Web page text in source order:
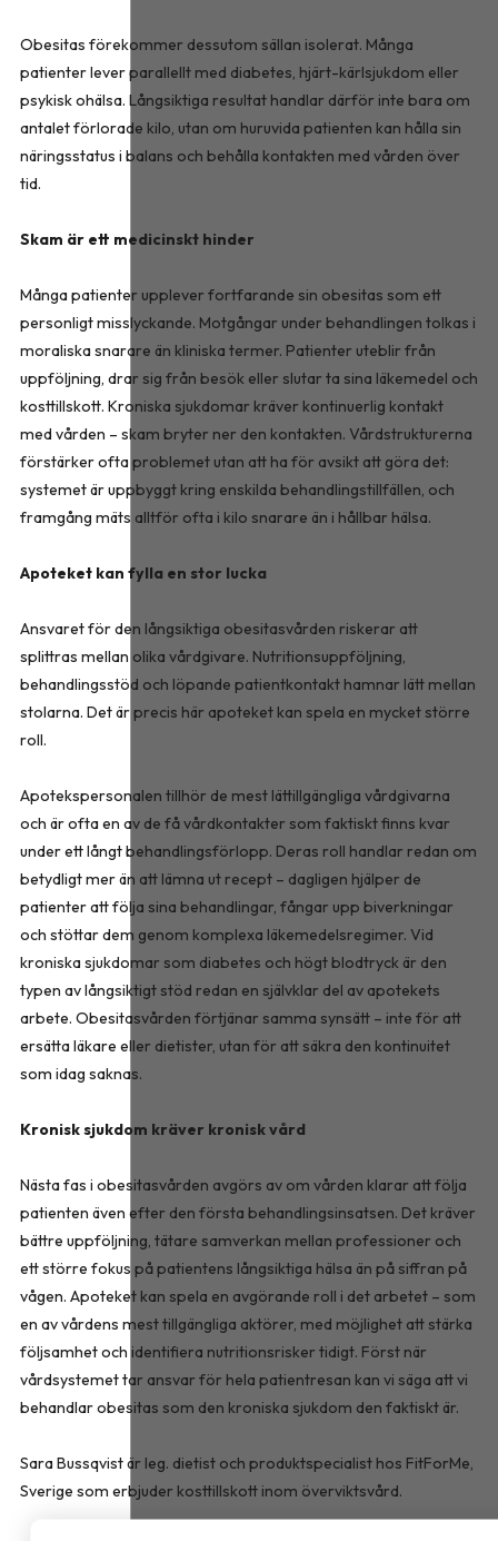
Obesitas förekommer dessutom sällan isolerat. Många
patienter lever parallellt med diabetes, hjärt-kärlsjukdom eller
psykisk ohälsa. Långsiktiga resultat handlar därför inte bara om
antalet förlorade kilo, utan om huruvida patienten kan hålla sin
näringsstatus i balans och behålla kontakten med vården över
tid.
Skam är ett medicinskt hinder
Många patienter upplever fortfarande sin obesitas som ett
personligt misslyckande. Motgångar under behandlingen tolkas i
moraliska snarare än kliniska termer. Patienter uteblir från
uppföljning, drar sig från besök eller slutar ta sina läkemedel och
kosttillskott. Kroniska sjukdomar kräver kontinuerlig kontakt
med vården – skam bryter ner den kontakten. Vårdstrukturerna
förstärker ofta problemet utan att ha för avsikt att göra det:
systemet är uppbyggt kring enskilda behandlingstillfällen, och
framgång mäts alltför ofta i kilo snarare än i hållbar hälsa.
Apoteket kan fylla en stor lucka
Ansvaret för den långsiktiga obesitasvården riskerar att
splittras mellan olika vårdgivare. Nutritionsuppföljning,
behandlingsstöd och löpande patientkontakt hamnar lätt mellan
stolarna. Det är precis här apoteket kan spela en mycket större
roll.
Apotekspersonalen tillhör de mest lättillgängliga vårdgivarna
och är ofta en av de få vårdkontakter som faktiskt finns kvar
under ett långt behandlingsförlopp. Deras roll handlar redan om
betydligt mer än att lämna ut recept – dagligen hjälper de
patienter att följa sina behandlingar, fångar upp biverkningar
och stöttar dem genom komplexa läkemedelsregimer. Vid
kroniska sjukdomar som diabetes och högt blodtryck är den
typen av långsiktigt stöd redan en självklar del av apotekets
arbete. Obesitasvården förtjänar samma synsätt – inte för att
ersätta läkare eller dietister, utan för att säkra den kontinuitet
som idag saknas.
Kronisk sjukdom kräver kronisk vård
Nästa fas i obesitasvården avgörs av om vården klarar att följa
patienten även efter den första behandlingsinsatsen. Det kräver
bättre uppföljning, tätare samverkan mellan professioner och
ett större fokus på patientens långsiktiga hälsa än på siffran på
vågen. Apoteket kan spela en avgörande roll i det arbetet – som
en av vårdens mest tillgängliga aktörer, med möjlighet att stärka
följsamhet och identifiera nutritionsrisker tidigt. Först när
vårdsystemet tar ansvar för hela patientresan kan vi säga att vi
behandlar obesitas som den kroniska sjukdom den faktiskt är.
Sara Bussqvist är leg. dietist och produktspecialist hos FitForMe,
Sverige som erbjuder kosttillskott inom överviktsvård.